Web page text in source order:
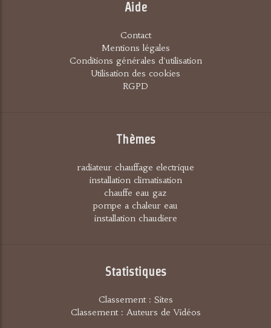
Aide
Contact
Mentions légales
Conditions générales d'utilisation
Utilisation des cookies
RGPD
Thèmes
radiateur chauffage electrique
installation climatisation
chauffe eau gaz
pompe a chaleur eau
installation chaudiere
Statistiques
Classement : Sites
Classement : Auteurs de Vidéos